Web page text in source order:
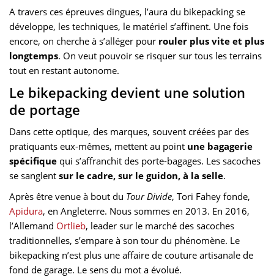
A travers ces épreuves dingues, l’aura du bikepacking se
développe, les techniques, le matériel s’affinent. Une fois
encore, on cherche à s’alléger pour rouler plus vite et plus
longtemps. On veut pouvoir se risquer sur tous les terrains
tout en restant autonome.
Le bikepacking devient une solution
de portage
Dans cette optique, des marques, souvent créées par des
pratiquants eux-mêmes, mettent au point une bagagerie
spécifique qui s’affranchit des porte-bagages. Les sacoches
se sanglent sur le cadre, sur le guidon, à la selle.
Après être venue à bout du Tour Divide, Tori Fahey fonde,
Apidura, en Angleterre. Nous sommes en 2013. En 2016,
l’Allemand Ortlieb, leader sur le marché des sacoches
traditionnelles, s’empare à son tour du phénomène. Le
bikepacking n’est plus une affaire de couture artisanale de
fond de garage. Le sens du mot a évolué.